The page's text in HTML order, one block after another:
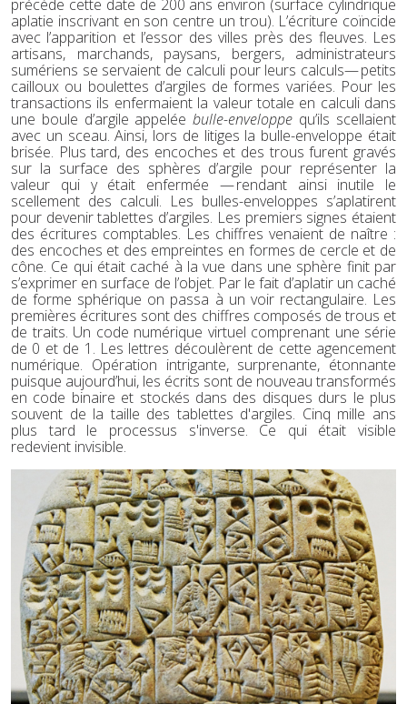
précède cette date de 200 ans environ (surface cylindrique
aplatie inscrivant en son centre un trou). L’écriture coïncide
avec l’apparition et l’essor des villes près des fleuves. Les
artisans, marchands, paysans, bergers, administrateurs
sumériens se servaient de calculi pour leurs calculs— petits
cailloux ou boulettes d’argiles de formes variées. Pour les
transactions ils enfermaient la valeur totale en calculi dans
une boule d’argile appeléebulle-enveloppe qu’ils scellaient
avec un sceau. Ainsi, lors de litiges la bulle-enveloppe était
brisée. Plus tard, des encoches et des trous furent gravés
sur la surface des sphères d’argile pour représenter la
valeur qui y était enfermée — rendant ainsi inutile le
scellement des calculi. Les bulles-enveloppes s’aplatirent
pour devenir tablettes d’argiles. Les premiers signes étaient
des écritures comptables. Les chiffres venaient de naître :
des encoches et des empreintes en formes de cercle et de
cône. Ce qui était caché à la vue dans une sphère finit par
s’exprimer en surface de l’objet. Par le fait d’aplatir un caché
de forme sphérique on passa à un voir rectangulaire. Les
premières écritures sont des chiffres composés de trous et
de traits. Un code numérique virtuel comprenant une série
de 0 et de 1. Les lettres découlèrent de cette agencement
numérique. Opération intrigante, surprenante, étonnante
puisque aujourd’hui, les écrits sont de nouveau transformés
en code binaire et stockés dans des disques durs le plus
souvent de la taille des tablettes d'argiles. Cinq mille ans
plus tard le processus s'inverse. Ce qui était visible
redevient invisible.